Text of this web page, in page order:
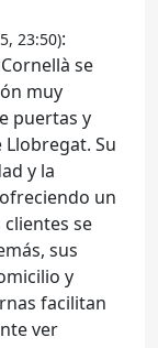
23:50):
se
muy
puertas y
Su
y la
un
se
sus
y
facilitan
ver